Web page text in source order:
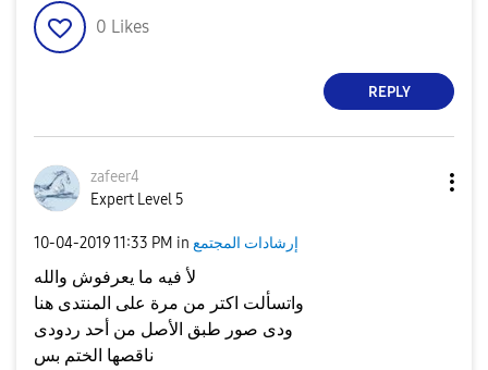
0 Likes
REPLY
zafeer4
Expert Level 5
‎10-04-201911:33 PM in إرشادات المجتمع
لأ فيه ما يعرفوش والله
واتسألت اكتر من مرة على المنتدى هنا
ودى صور طبق الأصل من أحد ردودى
ناقصها الختم بس